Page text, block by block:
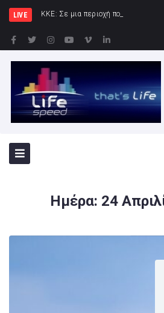
LIVE ΚΚΕ: Σε μια περιοχή που ήδη
Ημέρα: 24